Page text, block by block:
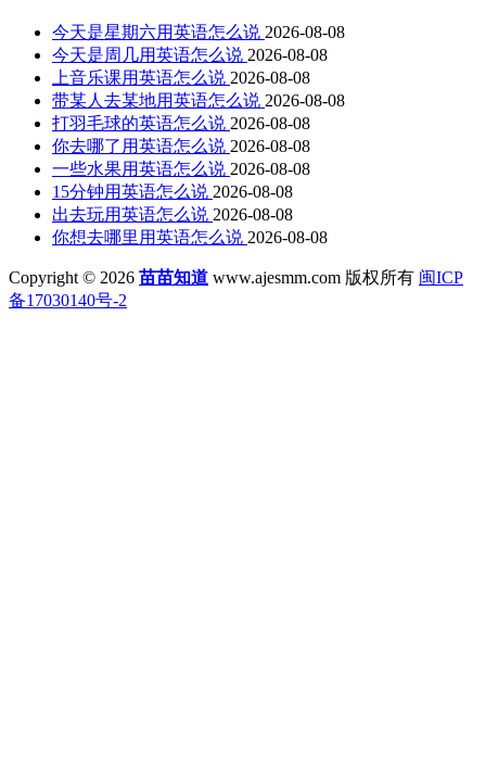
今天是星期六用英语怎么说 2026-08-08
今天是周几用英语怎么说 2026-08-08
上音乐课用英语怎么说 2026-08-08
带某人去某地用英语怎么说 2026-08-08
打羽毛球的英语怎么说 2026-08-08
你去哪了用英语怎么说 2026-08-08
一些水果用英语怎么说 2026-08-08
15分钟用英语怎么说 2026-08-08
出去玩用英语怎么说 2026-08-08
你想去哪里用英语怎么说 2026-08-08
Copyright © 2026 苗苗知道 www.ajesmm.com 版权所有 闽ICP
备17030140号-2